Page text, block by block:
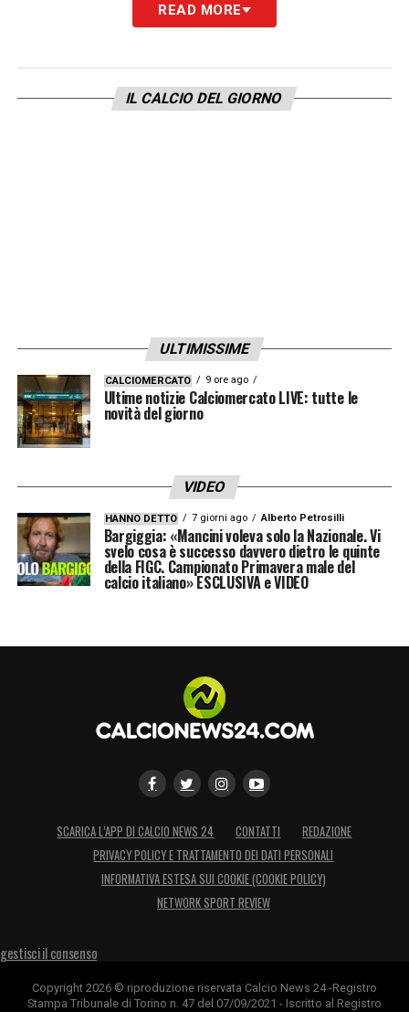
READ MORE
IL CALCIO DEL GIORNO
ULTIMISSIME
CALCIOMERCATO 9 ore ago
Ultime notizie Calciomercato LIVE: tutte le
novità del giorno
VIDEO
HANNO DETTO 7 giorni ago Alberto Petrosilli
Bargiggia: «Mancini voleva solo la Nazionale. Vi
svelo cosa è successo davvero dietro le quinte
della FIGC. Campionato Primavera male del
calcio italiano» ESCLUSIVA e VIDEO
SCARICA L’APP DI CALCIO NEWS 24 CONTATTI
REDAZIONE
PRIVACY POLICY E TRATTAMENTO DEI DATI PERSONALI
INFORMATIVA ESTESA SUI COOKIE (COOKIE POLICY)
NETWORK SPORT REVIEW
gestisci il consenso
Copyright 2026 © riproduzione riservata Calcio News 24 -Registro
Stampa Tribunale di Torino n. 47 del 07/09/2021 - Iscritto al Registro